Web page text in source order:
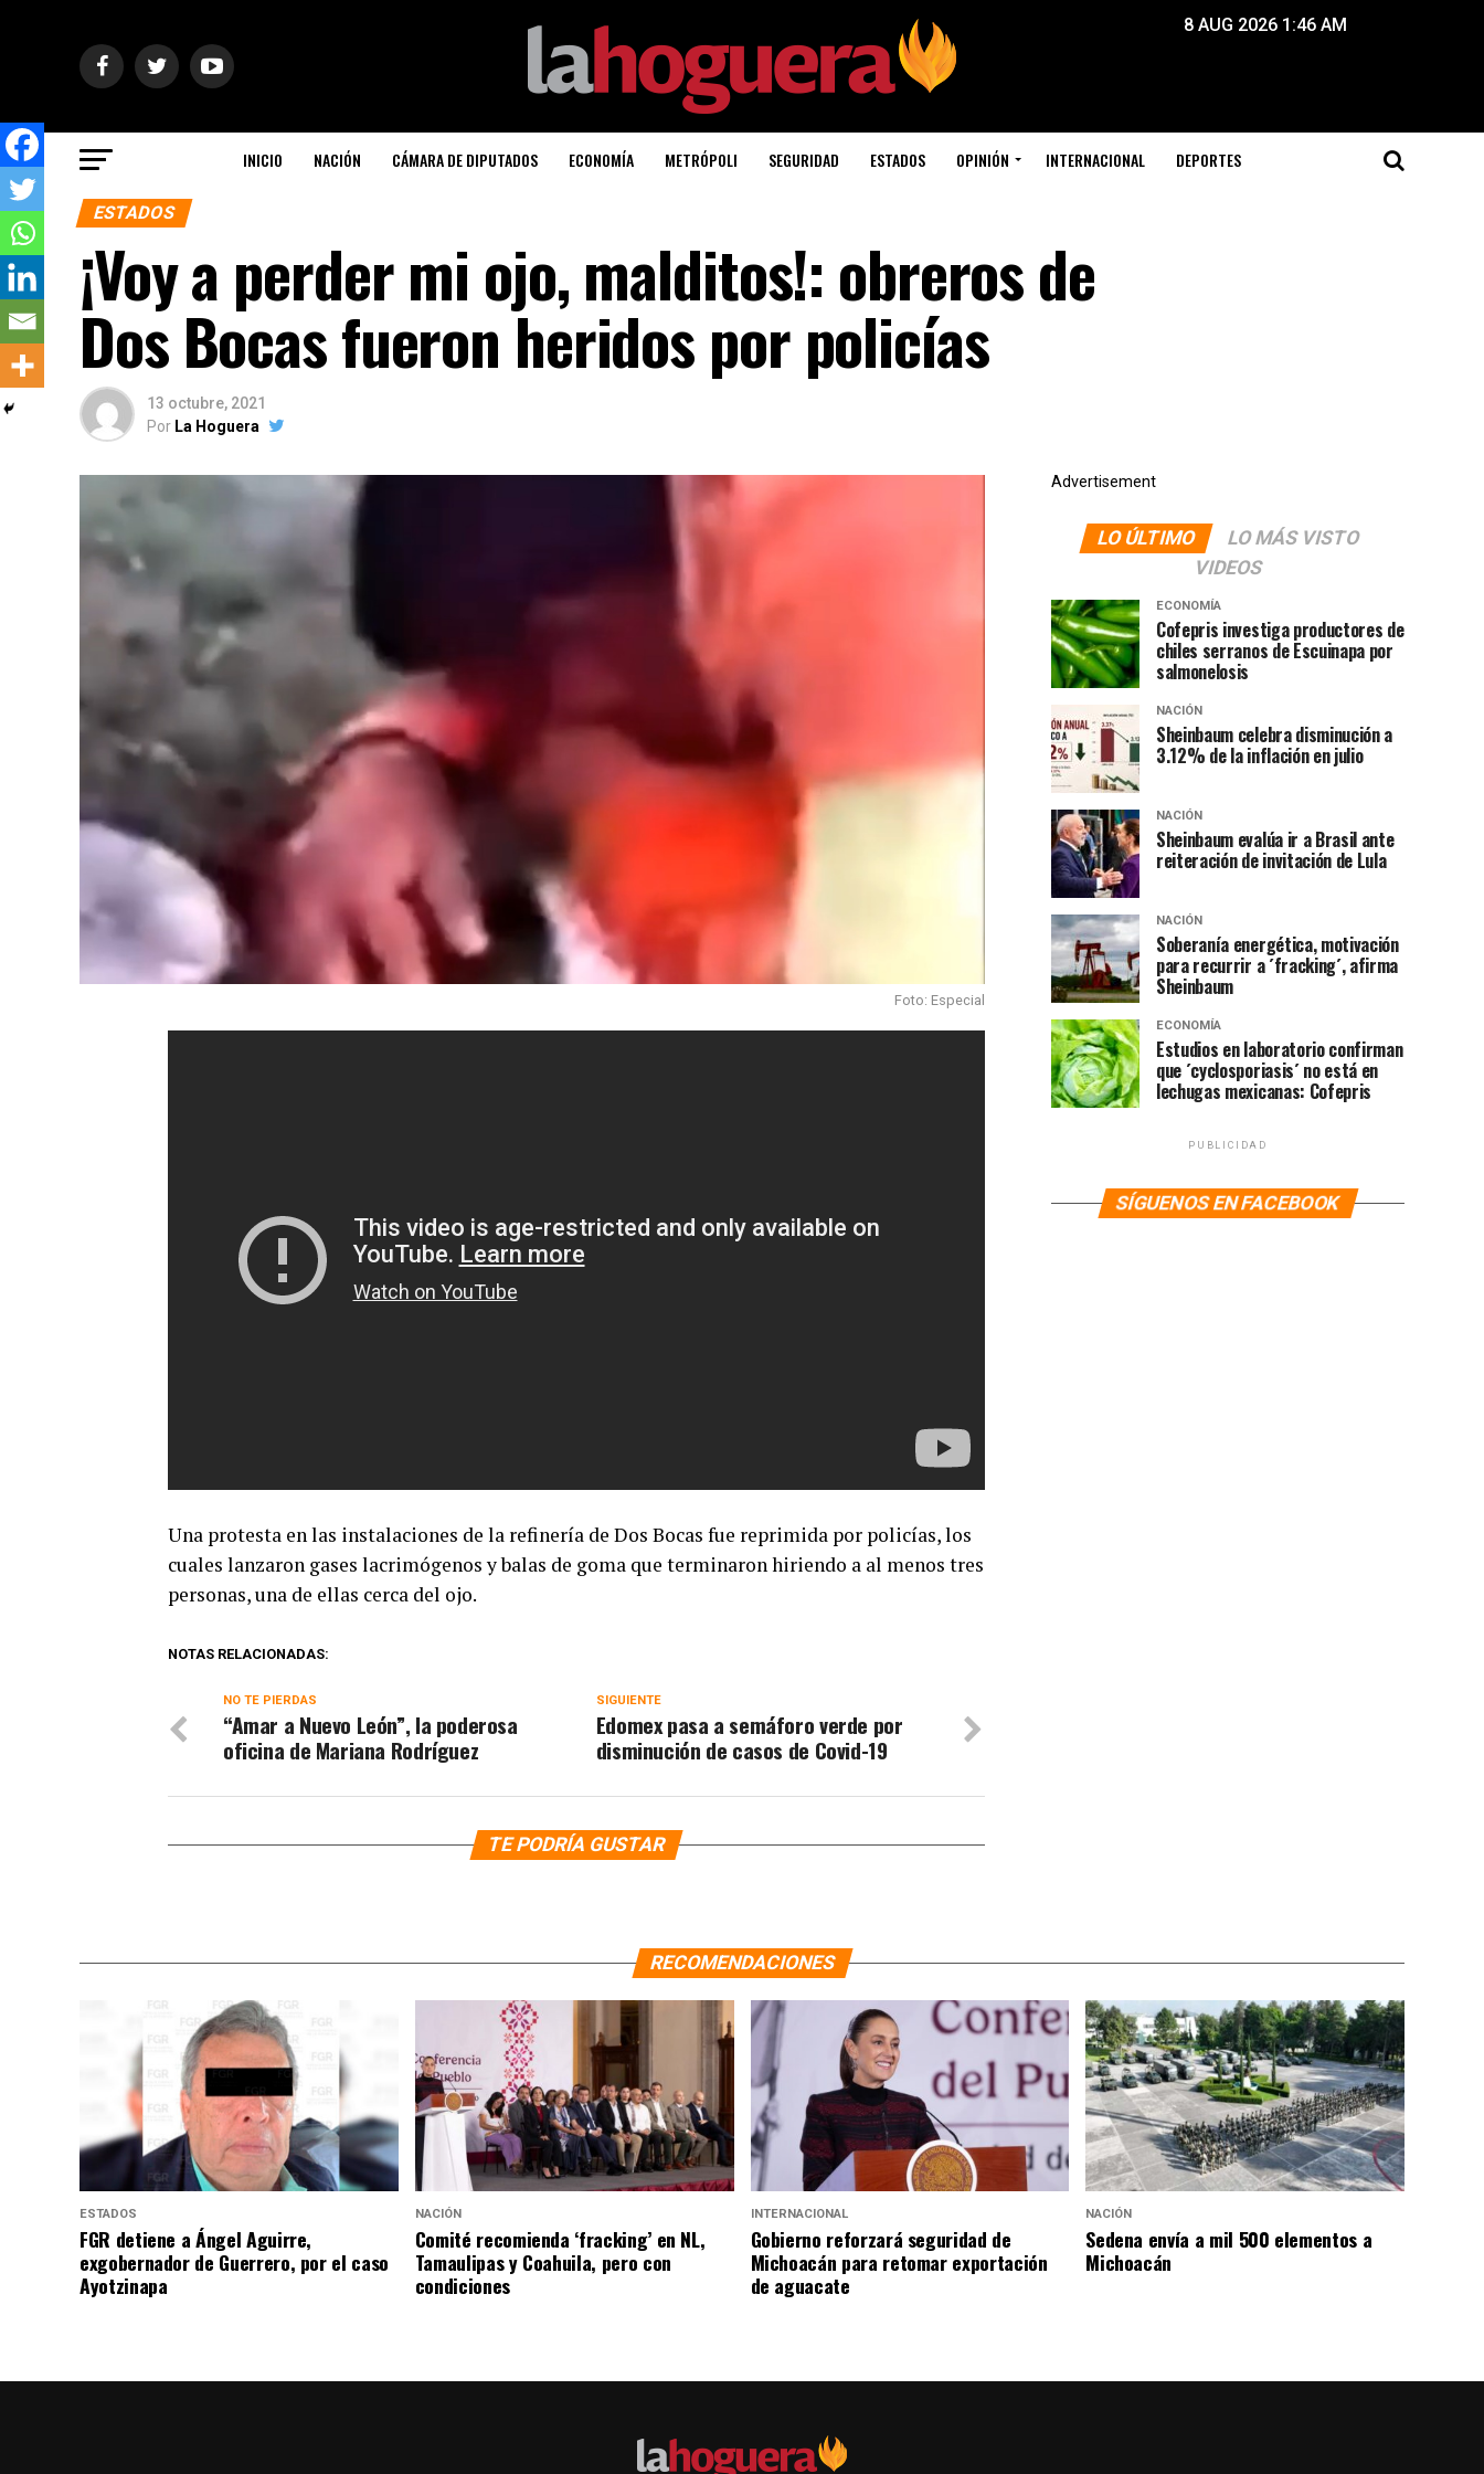
8 AUG 2026 1:46 AM
INICIO NACIÓN CÁMARA DE DIPUTADOS ECONOMÍA METRÓPOLI SEGURIDAD ESTADOS OPINIÓN INTERNACIONAL DEPORTES
ESTADOS
¡Voy a perder mi ojo, malditos!: obreros de
Dos Bocas fueron heridos por policías
13 octubre, 2021
Por La Hoguera
Foto: Especial
Una protesta en las instalaciones de la refinería de Dos Bocas fue reprimida por policías, los
cuales lanzaron gases lacrimógenos y balas de goma que terminaron hiriendo a al menos tres
personas, una de ellas cerca del ojo.
NOTAS RELACIONADAS:
SIGUIENTE
Edomex pasa a semáforo verde por
disminución de casos de Covid-19
NO TE PIERDAS
“Amar a Nuevo León”, la poderosa
oficina de Mariana Rodríguez
TE PODRÍA GUSTAR
Advertisement
LO ÚLTIMO
LO MÁS VISTO
VIDEOS
ECONOMÍA
Cofepris investiga productores de
chiles serranos de Escuinapa por
salmonelosis
NACIÓN
Sheinbaum celebra disminución a
3.12% de la inflación en julio
NACIÓN
Sheinbaum evalúa ir a Brasil ante
reiteración de invitación de Lula
NACIÓN
Soberanía energética, motivación
para recurrir a ´fracking´, afirma
Sheinbaum
ECONOMÍA
Estudios en laboratorio confirman
que ´cyclosporiasis´ no está en
lechugas mexicanas: Cofepris
PUBLICIDAD
SÍGUENOS EN FACEBOOK
RECOMENDACIONES
ESTADOS
FGR detiene a Ángel Aguirre,
exgobernador de Guerrero, por el caso
Ayotzinapa
NACIÓN
Comité recomienda ‘fracking’ en NL,
Tamaulipas y Coahuila, pero con
condiciones
INTERNACIONAL
Gobierno reforzará seguridad de
Michoacán para retomar exportación
de aguacate
NACIÓN
Sedena envía a mil 500 elementos a
Michoacán